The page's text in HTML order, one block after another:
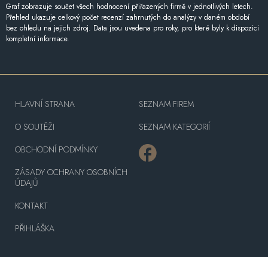
Graf zobrazuje součet všech hodnocení přiřazených firmě v jednotlivých letech.
Přehled ukazuje celkový počet recenzí zahrnutých do analýzy v daném období
bez ohledu na jejich zdroj. Data jsou uvedena pro roky, pro které byly k dispozici
kompletní informace.
HLAVNÍ STRANA
O SOUTĚŽI
OBCHODNÍ PODMÍNKY
ZÁSADY OCHRANY OSOBNÍCH
ÚDAJŮ
KONTAKT
PŘIHLÁŠKA
SEZNAM FIREM
SEZNAM KATEGORIÍ